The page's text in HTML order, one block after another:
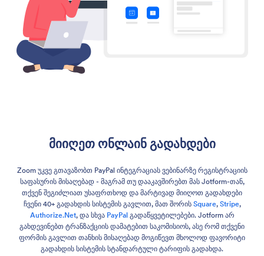
მიიღეთ ონლაინ გადახდები
Zoom უკვე გთავაზობთ PayPal ინტეგრაციას ვებინარზე რეგისტრაციის
საფასურის მისაღებად - მაგრამ თუ დააკავშირებთ მას Jotform-თან,
თქვენ შეგიძლიათ უსაფრთხოდ და მარტივად მიიღოთ გადახდები
ჩვენი 40+ გადახდის სისტემის გავლით, მათ შორის Square, Stripe,
Authorize.Net, და სხვა PayPalგადაწყვეტილებები. Jotform არ
გახდევინებთ ტრანზაქციის დამატებით საკომისიოს, ასე რომ თქვენი
ფორმის გავლით თანხის მისაღებად მოგიწევთ მხოლოდ ფავორიტი
გადახდის სისტემის სტანდარტული ტარიფის გადახდა.